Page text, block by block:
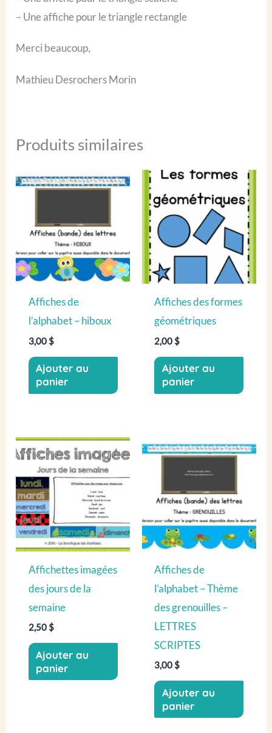
– Une affiche pour le triangle rectangle
Merci beaucoup,
Mathieu Desrochers Morin
Produits similaires
Affiches de
l’alphabet – hiboux
3,00 $
Ajouter au
panier
Affiches des formes
géométriques
2,00 $
Ajouter au
panier
Affichettes imagées
des jours de la
semaine
2,50 $
Ajouter au
panier
Affiches de
l’alphabet – Thème
des grenouilles –
LETTRES
SCRIPTES
3,00 $
Ajouter au
panier